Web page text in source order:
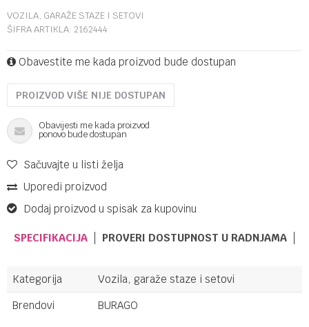
VOZILA, GARAŽE STAZE I SETOVI
ŠIFRA ARTIKLA: 2162444
Obavestite me kada proizvod bude dostupan
PROIZVOD VIŠE NIJE DOSTUPAN
Obavijesti me kada proizvod
ponovo bude dostupan
Sačuvajte u listi želja
Uporedi proizvod
Dodaj proizvod u spisak za kupovinu
SPECIFIKACIJA PROVERI DOSTUPNOST U RADNJAMA
Kategorija
Vozila, garaže staze i setovi
Brendovi
BURAGO